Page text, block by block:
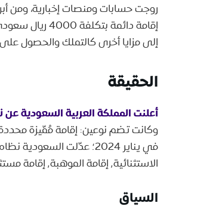
روجت حسابات ومنصات إخبارية، ومن
إقامة دائمة
إلى مزايا أخرى كالتملك والحصول
الحقيقة
أعلنت المملكة العربية السعودية عن
وكانت تضم نوعين: إقامة مُمّيزة محددة
في يناير 2024؛ عدّلت
الاستثنائية٬ إقامة الموهبة٬ إقامة مستثمر أعمال٬ إقامة رائد أعمال٬ إقامة مالك عقار.
السياق